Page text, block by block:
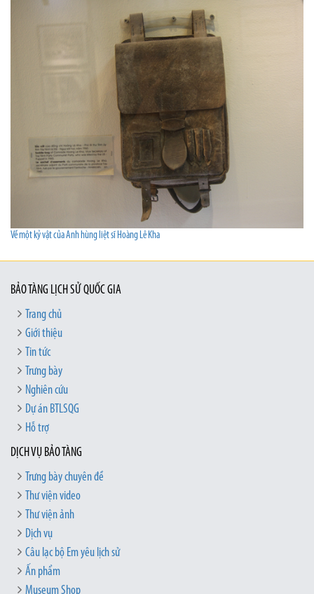
Về một kỷ vật của Anh hùng liệt sĩ Hoàng Lê Kha
BẢO TÀNG LỊCH SỬ QUỐC GIA
Trang chủ
Giới thiệu
Tin tức
Trưng bày
Nghiên cứu
Dự án BTLSQG
Hỗ trợ
DỊCH VỤ BẢO TÀNG
Trưng bày chuyên đề
Thư viện video
Thư viện ảnh
Dịch vụ
Câu lạc bộ Em yêu lịch sử
Ấn phẩm
Museum Shop